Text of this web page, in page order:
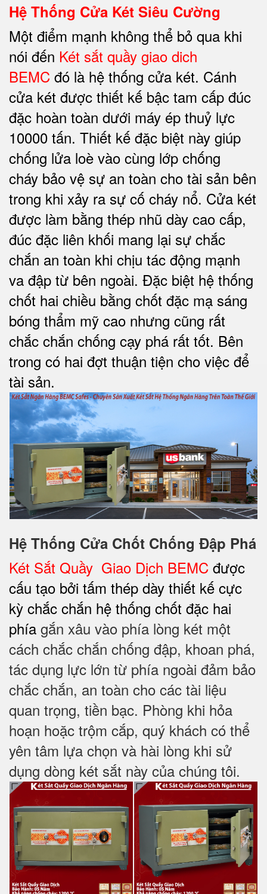
Hệ Thống Cửa Két Siêu Cường
Một điểm mạnh không thể bỏ qua khi
nói đến Két sắt quầy giao dich
BEMC đó là hệ thống cửa két. Cánh
cửa két được thiết kế bậc tam cấp đúc
đặc hoàn toàn dưới máy ép thuỷ lực
10000 tấn. Thiết kế đặc biệt này giúp
chống lửa loè vào cùng lớp chống
cháy bảo vệ sự an toàn cho tài sản bên
trong khi xảy ra sự cố cháy nổ. Cửa két
được làm bằng thép nhũ dày cao cấp,
đúc đặc liên khối mang lại sự chắc
chắn an toàn khi chịu tác động mạnh
va đập từ bên ngoài. Đặc biệt hệ thống
chốt hai chiều bằng chốt đặc mạ sáng
bóng thẩm mỹ cao nhưng cũng rất
chắc chắn chống cạy phá rất tốt. Bên
trong có hai đợt thuận tiện cho việc để
tài sản.
Hệ Thống Cửa Chốt Chống Đập Phá
Két Sắt Quầy Giao Dịch BEMC được
cấu tạo bởi tấm thép dày thiết kế cực
kỳ chắc chắn hệ thống chốt đặc hai
phía gắn xâu vào phía lòng két một
cách chắc chắn chống đập, khoan phá,
tác dụng lực lớn từ phía ngoài đảm bảo
chắc chắn, an toàn cho các tài liệu
quan trọng, tiền bạc. Phòng khi hỏa
hoạn hoặc trộm cắp, quý khách có thể
yên tâm lựa chọn và hài lòng khi sử
dụng dòng két sắt này của chúng tôi.